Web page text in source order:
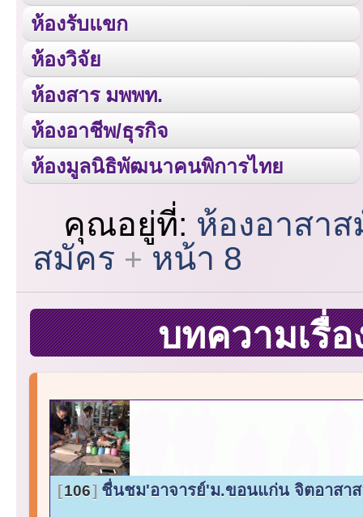
ห้องรับแขก
ห้องวิจัย
ห้องสาร มพพท.
ห้องอาชีพ/ธุรกิจ
ห้องมูลนิธิพัฒนาคนพิการไทย
คุณอยู่ที่: ห้องอาสา
สมัคร
หน้า 8
บทความเรื่
106 ชื่นชม'อาจารย์'ม.ขอนแก่น จิตอาสา